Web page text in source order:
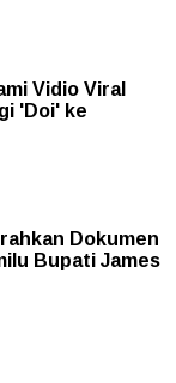
Vidio Viral
'Doi' ke
Dokumen
Bupati James